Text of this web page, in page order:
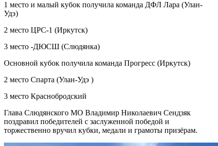
1 место и малый кубок получила команда ДФЛ Лара (Улан-
Удэ)
2 место ЦРС-1 (Иркутск)
3 место -ДЮСШ (Слюдянка)
Основной кубок получила команда Прогресс (Иркутск)
2 место Спарта (Улан-Удэ )
3 место Краснобродский
Глава Слюдянского МО Владимир Николаевич Сендзяк
поздравил победителей с заслуженной победой и
торжественно вручил кубки, медали и грамоты призёрам.